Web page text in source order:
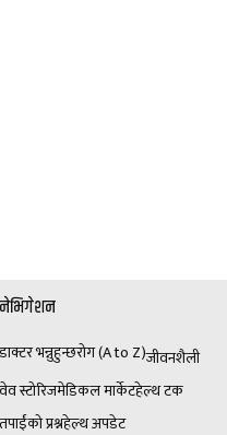
नेभिगेशन
डाक्टर भन्नुहुन्छरोग (A to Z)जीवनशैली
वेव स्टोरिजमेडिकल मार्केटहेल्थ टक
तपाईंको प्रश्नहेल्थ अपडेट